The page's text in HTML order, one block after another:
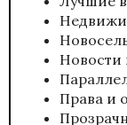
Новости
Права и